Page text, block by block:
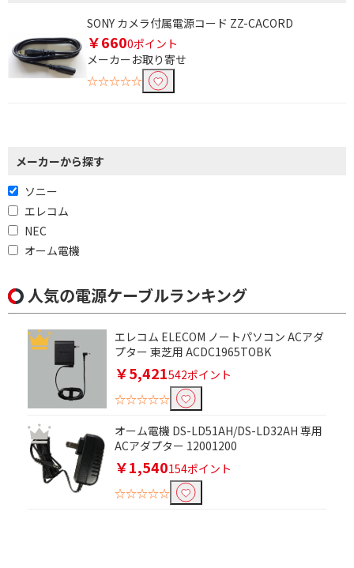
SONY カメラ付属電源コード ZZ-CACORD
￥6600ポイント
メーカーお取り寄せ
☆☆☆☆☆
メーカーから探す
ソニー
エレコム
NEC
オーム電機
条件で絞り込む
フリーワードで絞り込む
を除外して検索します。
人気の電源ケーブルランキング
エレコム ELECOM ノートパソコン ACアダ
プター 東芝用 ACDC1965TOBK
￥5,421542ポイント
☆☆☆☆☆
オーム電機 DS-LD51AH/DS-LD32AH 専用
ACアダプター 12001200
￥1,540154ポイント
☆☆☆☆☆